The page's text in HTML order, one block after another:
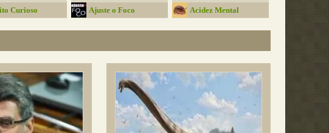
Curioso
Ajuste o Foco
Acidez Mental